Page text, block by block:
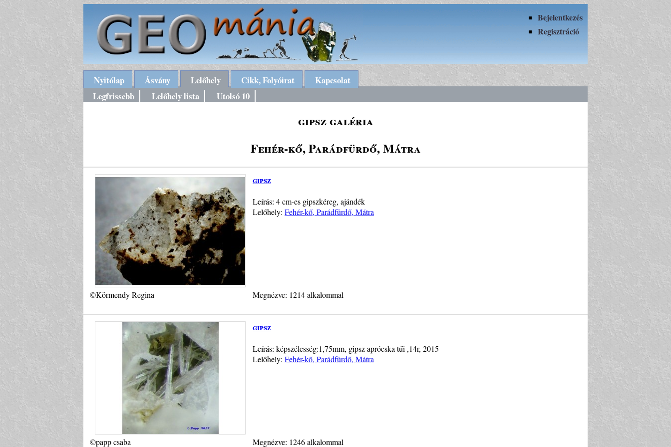
Bejelentkezés
Regisztráció
Nyitólap Ásvány Lelőhely Cikk, Folyóirat
Kapcsolat
Legfrissebb
Lelőhely lista Utolsó 10
gipsz galéria
Fehér-kő, Parádfürdő, Mátra
gipsz
Leírás: 4 cm-es gipszkéreg, ajándék
Lelőhely: Fehér-kő, Parádfürdő, Mátra
©Körmendy Regina Megnézve: 1214 alkalommal
gipsz
Leírás: képszélesség:1,75mm, gipsz aprócska tűi ,14r, 2015
Lelőhely: Fehér-kő, Parádfürdő, Mátra
©papp csaba Megnézve: 1246 alkalommal